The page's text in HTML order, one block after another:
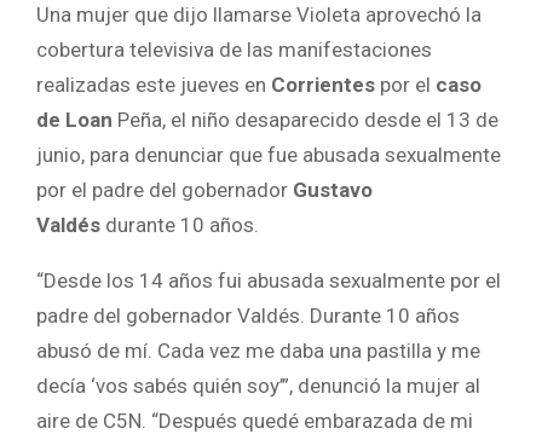
Una mujer que dijo llamarse Violeta aprovechó la
cobertura televisiva de las manifestaciones
realizadas este jueves en Corrientes por el caso
de Loan Peña, el niño desaparecido desde el 13 de
junio, para denunciar que fue abusada sexualmente
por el padre del gobernador Gustavo
Valdés durante 10 años.
“Desde los 14 años fui abusada sexualmente por el
padre del gobernador Valdés. Durante 10 años
abusó de mí. Cada vez me daba una pastilla y me
decía ‘vos sabés quién soy’”, denunció la mujer al
aire de C5N. “Después quedé embarazada de mi